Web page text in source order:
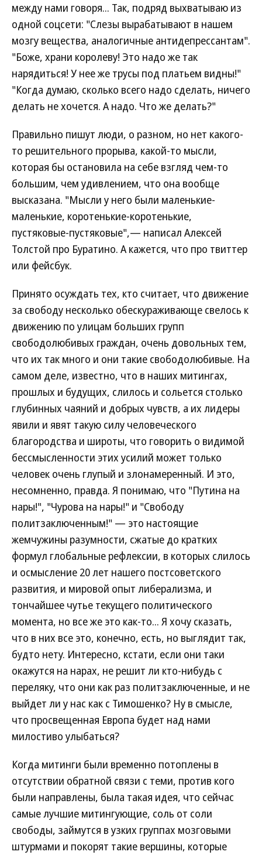
между нами говоря... Так, подряд выхватываю из
одной соцсети: "Слезы вырабатывают в нашем
мозгу вещества, аналогичные антидепрессантам".
"Боже, храни королеву! Это надо же так
нарядиться! У нее же трусы под платьем видны!"
"Когда думаю, сколько всего надо сделать, ничего
делать не хочется. А надо. Что же делать?"
Правильно пишут люди, о разном, но нет какого-
то решительного прорыва, какой-то мысли,
которая бы остановила на себе взгляд чем-то
большим, чем удивлением, что она вообще
высказана. "Мысли у него были маленькие-
маленькие, коротенькие-коротенькие,
пустяковые-пустяковые",— написал Алексей
Толстой про Буратино. А кажется, что про твиттер
или фейсбук.
Принято осуждать тех, кто считает, что движение
за свободу несколько обескураживающе свелось к
движению по улицам больших групп
свободолюбивых граждан, очень довольных тем,
что их так много и они такие свободолюбивые. На
самом деле, известно, что в наших митингах,
прошлых и будущих, слилось и сольется столько
глубинных чаяний и добрых чувств, а их лидеры
явили и явят такую силу человеческого
благородства и широты, что говорить о видимой
бессмысленности этих усилий может только
человек очень глупый и злонамеренный. И это,
несомненно, правда. Я понимаю, что "Путина на
нары!", "Чурова на нары!" и "Свободу
политзаключенным!" — это настоящие
жемчужины разумности, сжатые до кратких
формул глобальные рефлексии, в которых слилось
и осмысление 20 лет нашего постсоветского
развития, и мировой опыт либерализма, и
тончайшее чутье текущего политического
момента, но все же это как-то... Я хочу сказать,
что в них все это, конечно, есть, но выглядит так,
будто нету. Интересно, кстати, если они таки
окажутся на нарах, не решит ли кто-нибудь с
переляку, что они как раз политзаключенные, и не
выйдет ли у нас как с Тимошенко? Ну в смысле,
что просвещенная Европа будет над нами
милостиво улыбаться?
Когда митинги были временно потоплены в
отсутствии обратной связи с теми, против кого
были направлены, была такая идея, что сейчас
самые лучшие митингующие, соль от соли
свободы, займутся в узких группах мозговыми
штурмами и покорят такие вершины, которые